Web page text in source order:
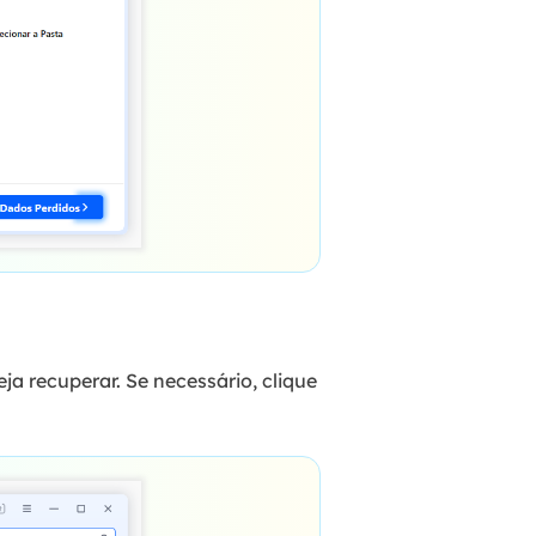
recuperar. Se necessário, clique